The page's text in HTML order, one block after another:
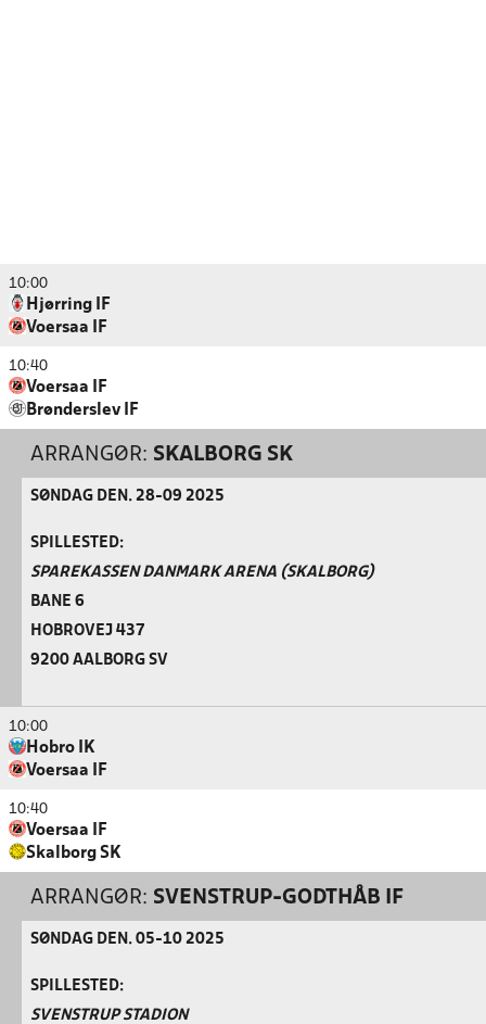
10:00
Hjørring IF
Voersaa IF
10:40
Voersaa IF
Brønderslev IF
ARRANGØR: SKALBORG SK
SØNDAG DEN. 28-09 2025
SPILLESTED:
SPAREKASSEN DANMARK ARENA (SKALBORG)
BANE 6
HOBROVEJ 437
9200 AALBORG SV
10:00
Hobro IK
Voersaa IF
10:40
Voersaa IF
Skalborg SK
ARRANGØR: SVENSTRUP-GODTHÅB IF
SØNDAG DEN. 05-10 2025
SPILLESTED:
SVENSTRUP STADION